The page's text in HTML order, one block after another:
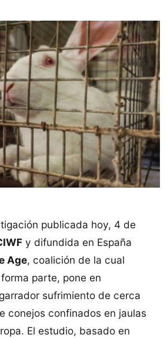
publicada hoy, 4 de
y difundida en España
Age, coalición de la cual
forma parte, pone en
sufrimiento de cerca
conejos confinados en jaulas
El estudio, basado en